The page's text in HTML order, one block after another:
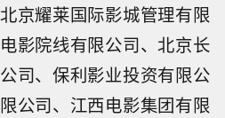
京耀莱国际影城管理有限
影院线有限公司、北京长
司、保利影业投资有限公
公司、江西电影集团有限